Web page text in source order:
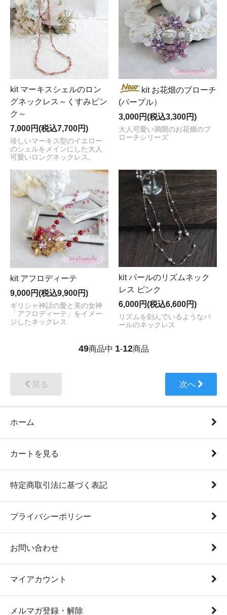
kit マーキスシェルのロン
グネックレス～くすみピン
ク～
7,000円(税込7,700円)
珍しいマーキス型のイエロー
のシェルをメインにした大人
可愛いロングネックレス。
kit お花畑のブローチ
(パープル）
3,000円(税込3,300円)
大人可愛い満開のお花畑のブ
ローチシリーズ
kit アフロディーテ
9,000円(税込9,900円)
ギリシャ神話の愛と美の女神
「アフロディーテ」をイメー
ジしたネックレス
kit パールのリズムネック
レス ピンク
6,000円(税込6,600円)
リズムを刻んでいるようなパ
ールのネックレス
49商品中 1-12商品
戻る 次へ
ホーム
カートを見る
特定商取引法に基づく表記
プライバシーポリシー
お問い合わせ
マイアカウント
メルマガ登録・解除